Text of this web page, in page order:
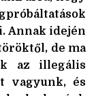
Annak idején
de ma
az illegális
vagyunk, és